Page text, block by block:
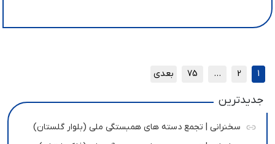
عزاداری در میانه جنگ » از بعد از جنگ جهانی دوم
1
2
…
75 بعدی
جدیدترین
سخنرانی | تجمع دسته های همبستگی ملی (بلوار گلستان)